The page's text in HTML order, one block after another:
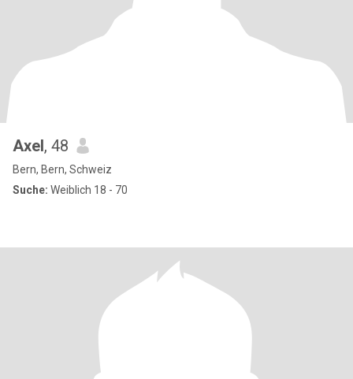
Axel, 48
Bern, Bern, Schweiz
Suche: Weiblich 18 - 70